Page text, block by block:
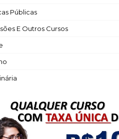
Públicas
E Outros Cursos